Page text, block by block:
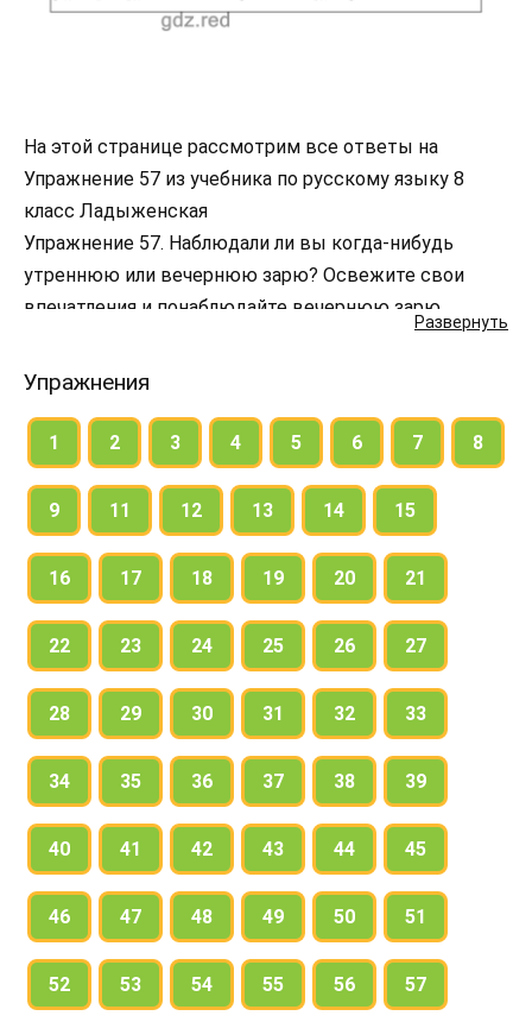
Развернуть
На этой странице рассмотрим все ответы на
Упражнение 57 из учебника по русскому языку 8
класс Ладыженская
Упражнение 57. Наблюдали ли вы когда-нибудь
утреннюю или вечернюю зарю? Освежите свои
впечатления и понаблюдайте вечернюю зарю.
Упражнения
1 2 3 4 5 6 7 8
9 11 12 13 14 15
16 17 18 19 20 21
22 23 24 25 26 27
28 29 30 31 32 33
34 35 36 37 38 39
40 41 42 43 44 45
46 47 48 49 50 51
52 53 54 55 56 57